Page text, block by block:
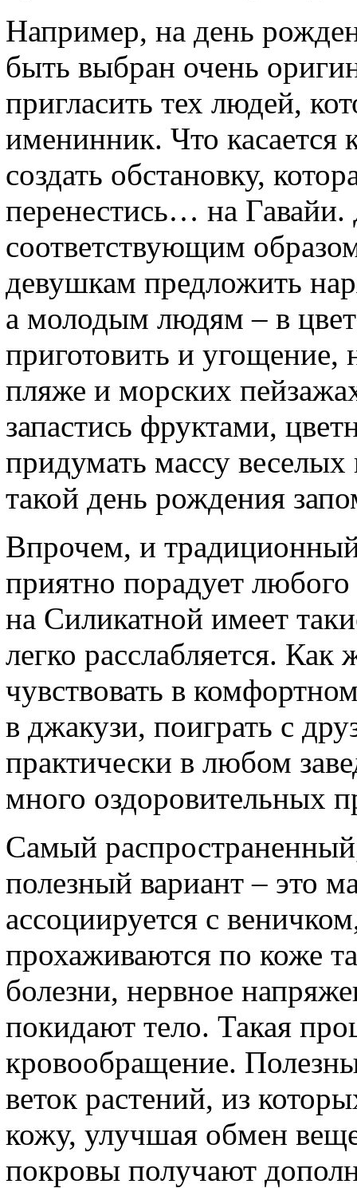
Например, на день
быть выбран очень
пригласить тех людей,
именинник. Что касается
создать обстановку,
перенестись… на
соответствующим
девушкам предложить
а молодым людям – в
приготовить и
пляже и морских
запастись фруктами,
придумать массу
такой день рождения
Впрочем, и
приятно порадует
на Силикатной имеет
легко расслабляется.
чувствовать в
в джакузи, поиграть с
практически в любом
много оздоровительных
Самый
полезный вариант – это
ассоциируется с
прохаживаются по коже
болезни, нервное
покидают тело. Такая
кровообращение.
веток растений, из
кожу, улучшая обмен
покровы получают